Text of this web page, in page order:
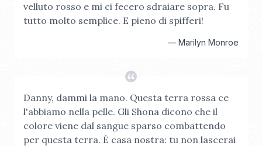
velluto rosso e mi ci fecero sdraiare sopra. Fu
tutto molto semplice. E pieno di spifferi!
— Marilyn Monroe
Danny, dammi la mano. Questa terra rossa ce
l'abbiamo nella pelle. Gli Shona dicono che il
colore viene dal sangue sparso combattendo
per questa terra. È casa nostra: tu non lascerai